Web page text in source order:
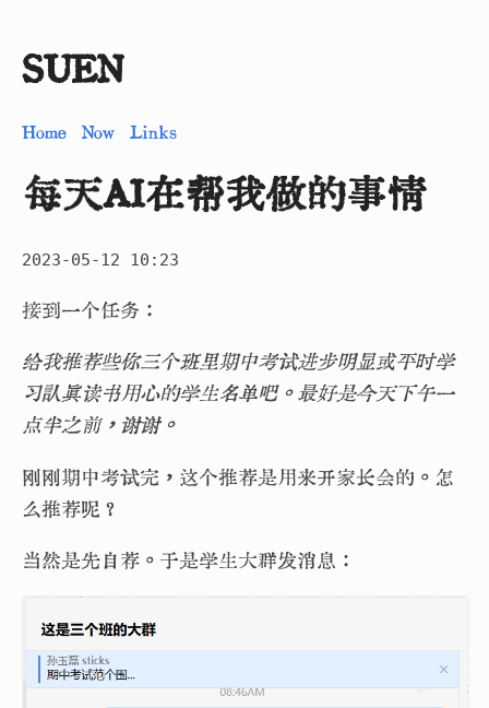
SUEN
Home Now Links
每天AI在帮我做的事情
2023-05-12 10:23
接到一个任务：
给我推荐些你三个班里期中考试进步明显或平时学
习认真读书用心的学生名单吧。最好是今天下午一
点半之前，谢谢。
刚刚期中考试完，这个推荐是用来开家长会的。怎
么推荐呢？
当然是先自荐。于是学生大群发消息：